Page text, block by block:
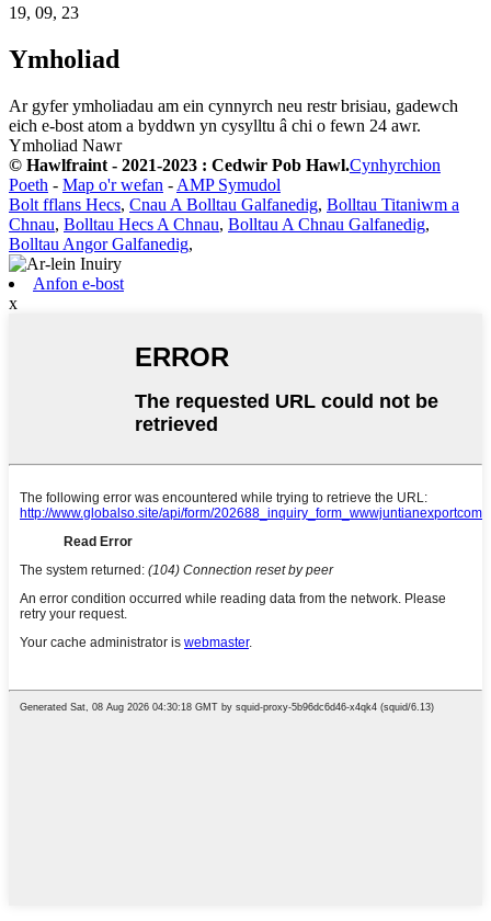
19, 09, 23
Ymholiad
Ar gyfer ymholiadau am ein cynnyrch neu restr brisiau, gadewch
eich e-bost atom a byddwn yn cysylltu â chi o fewn 24 awr.
Ymholiad Nawr
© Hawlfraint - 2021-2023 : Cedwir Pob Hawl.Cynhyrchion
Poeth - Map o'r wefan - AMP Symudol
Bolt fflans Hecs, Cnau A Bolltau Galfanedig, Bolltau Titaniwm a
Chnau, Bolltau Hecs A Chnau, Bolltau A Chnau Galfanedig,
Bolltau Angor Galfanedig,
Anfon e-bost
x